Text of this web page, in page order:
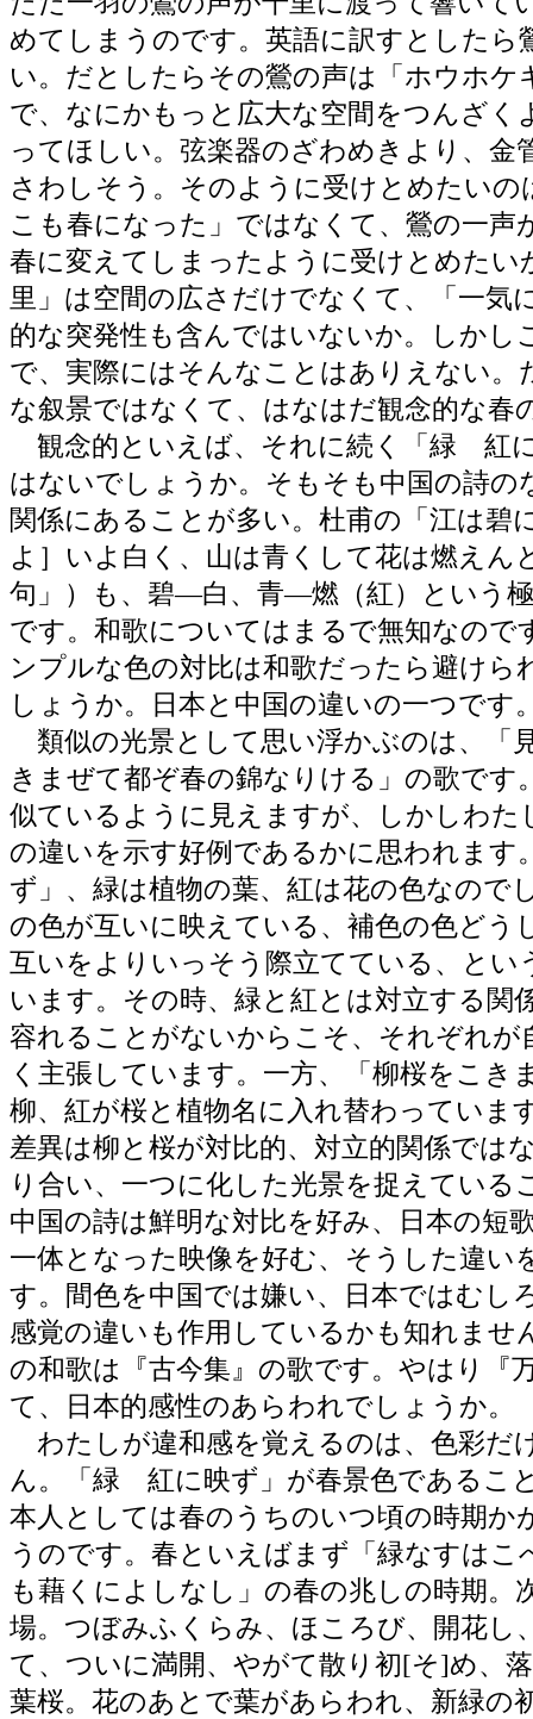
めてしまうのです。英語に訳すとしたら
い。だとしたらその鶯の声は「ホウホケ
で、なにかもっと広大な空間をつんざく
ってほしい。弦楽器のざわめきより、金
さわしそう。そのように受けとめたいの
こも春になった」ではなくて、鶯の一声
春に変えてしまったように受けとめたい
里」は空間の広さだけでなくて、「一気
的な突発性も含んではいないか。しかし
で、実際にはそんなことはありえない。
な叙景ではなくて、はなはだ観念的な春
観念的といえば、それに続く「緑 紅
はないでしょうか。そもそも中国の詩の
関係にあることが多い。杜甫の「江は碧
よ］いよ白く、山は青くして花は燃えん
句」）も、碧―白、青―燃（紅）という
です。和歌についてはまるで無知なので
ンプルな色の対比は和歌だったら避けら
しょうか。日本と中国の違いの一つです
類似の光景として思い浮かぶのは、「
きまぜて都ぞ春の錦なりける」の歌です
似ているように見えますが、しかしわた
の違いを示す好例であるかに思われま
ず」、緑は植物の葉、紅は花の色なので
の色が互いに映えている、補色の色どう
互いをよりいっそう際立てている、とい
います。その時、緑と紅とは対立する関
容れることがないからこそ、それぞれが
く主張しています。一方、「柳桜をこき
柳、紅が桜と植物名に入れ替わっていま
差異は柳と桜が対比的、対立的関係では
り合い、一つに化した光景を捉えている
中国の詩は鮮明な対比を好み、日本の短
一体となった映像を好む、そうした違い
す。間色を中国では嫌い、日本ではむし
感覚の違いも作用しているかも知れませ
の和歌は『古今集』の歌です。やはり『
て、日本的感性のあらわれでしょうか。
わたしが違和感を覚えるのは、色彩だ
ん。「緑 紅に映ず」が春景色であるこ
本人としては春のうちのいつ頃の時期か
うのです。春といえばまず「緑なすはこ
も藉くによしなし」の春の兆しの時期。
場。つぼみふくらみ、ほころび、開花し
て、ついに満開、やがて散り初[そ]め、
葉桜。花のあとで葉があらわれ、新緑の